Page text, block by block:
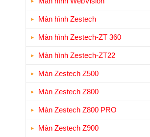
Màn hình Zestech
Màn hình Zestech-ZT 360
Màn hình Zestech-ZT22
Màn Zestech Z500
Màn Zestech Z800
Màn Zestech Z800 PRO
Màn Zestech Z900